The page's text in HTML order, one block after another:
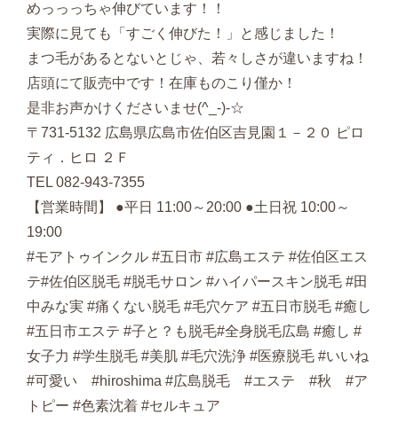
めっっっちゃ伸びています！！
実際に見ても「すごく伸びた！」と感じました！
まつ毛があるとないとじゃ、若々しさが違いますね！
店頭にて販売中です！在庫ものこり僅か！
是非お声かけくださいませ(^_-)-☆
〒731-5132 広島県広島市佐伯区吉見園１－２０ ピロ
ティ．ヒロ ２Ｆ
TEL 082-943-7355
【営業時間】 ●平日 11:00～20:00 ●土日祝 10:00～
19:00
#モアトゥインクル #五日市 #広島エステ #佐伯区エス
テ#佐伯区脱毛 #脱毛サロン #ハイパースキン脱毛 #田
中みな実 #痛くない脱毛 #毛穴ケア #五日市脱毛 #癒し
#五日市エステ #子と？も脱毛#全身脱毛広島 #癒し #
女子力 #学生脱毛 #美肌 #毛穴洗浄 #医療脱毛 #いいね
#可愛い #hiroshima #広島脱毛 #エステ #秋 #ア
トピー #色素沈着 #セルキュア